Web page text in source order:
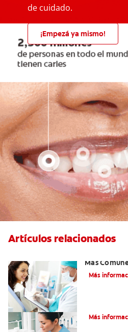
de cuidado.
¡Empezá ya mismo!
Artículos relacionados
Más
Más
Más